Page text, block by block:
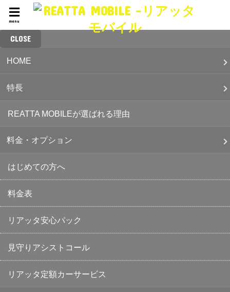
menu
CLOSE
HOME
特長
REATTA MOBILEが選ばれる理由
料金・オプション
はじめての方へ
料金表
リアッタ安心パック
見守りアシストコール
リアッタ定額カーサービス